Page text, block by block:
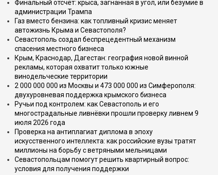
Финальный отсчёт: крыса, загнанная в угол, или безумие в
администрации Трампа
Газ вместо бензина: как топливный кризис меняет
автожизнь Крыма и Севастополя?
Севастополь создал беспрецедентный механизм
спасения местного бизнеса
Крым, Краснодар, Дагестан: география новой винной
рекламы, которая охватит только южные
винодельческие территории
2 000 000 000 из Москвы и 473 000 000 из Симферополя:
двухуровневая поддержка крымского бизнеса
Ручьи под контролем: как Севастополь и его
многострадальные ливнёвки прошли проверку ливнем 9
июля 2026 года
Проверка на антиплагиат диплома в эпоху
искусственного интеллекта: как российские вузы тратят
миллионы на борьбу с ветряными мельницами
Севастопольцам помогут решить квартирный вопрос:
условия для получения поддержки